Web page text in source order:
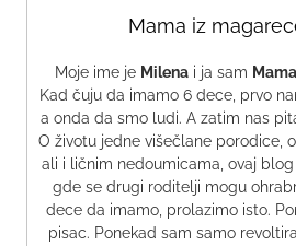
Mama iz
Moje ime je Milenai ja sam
Kad čuju da imamo 6 dece, prvo
a onda da smo ludi. A zatim nas
O životu jedne višečlane porodice,
ali i ličnim nedoumicama, ovaj
gde se drugi roditelji mogu
dece da imamo, prolazimo isto.
pisac. Ponekad sam samo